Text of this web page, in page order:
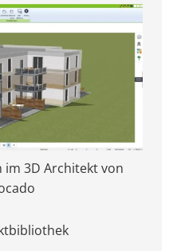
3D Architekt von